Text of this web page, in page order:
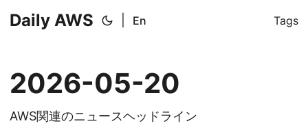
Daily AWS En Tags
2026-05-20
AWS関連のニュースヘッドライン